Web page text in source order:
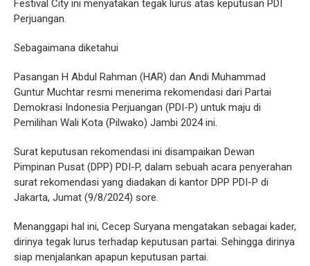
Festival City ini menyatakan tegak lurus atas keputusan PDI
Perjuangan.
Sebagaimana diketahui
Pasangan H Abdul Rahman (HAR) dan Andi Muhammad
Guntur Muchtar resmi menerima rekomendasi dari Partai
Demokrasi Indonesia Perjuangan (PDI-P) untuk maju di
Pemilihan Wali Kota (Pilwako) Jambi 2024 ini.
Surat keputusan rekomendasi ini disampaikan Dewan
Pimpinan Pusat (DPP) PDI-P, dalam sebuah acara penyerahan
surat rekomendasi yang diadakan di kantor DPP PDI-P di
Jakarta, Jumat (9/8/2024) sore.
Menanggapi hal ini, Cecep Suryana mengatakan sebagai kader,
dirinya tegak lurus terhadap keputusan partai. Sehingga dirinya
siap menjalankan apapun keputusan partai.